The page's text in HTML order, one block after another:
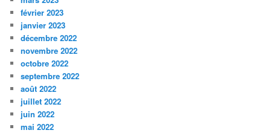
février 2023
janvier 2023
décembre 2022
novembre 2022
octobre 2022
septembre 2022
août 2022
juillet 2022
juin 2022
mai 2022